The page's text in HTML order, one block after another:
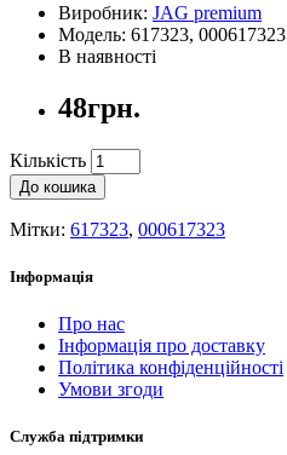
Виробник: JAG premium
Модель: 617323, 000617323
В наявності
48грн.
Кількість
До кошика
Мітки: 617323, 000617323
Інформація
Про нас
Інформація про доставку
Політика конфіденційності
Умови згоди
Служба підтримки